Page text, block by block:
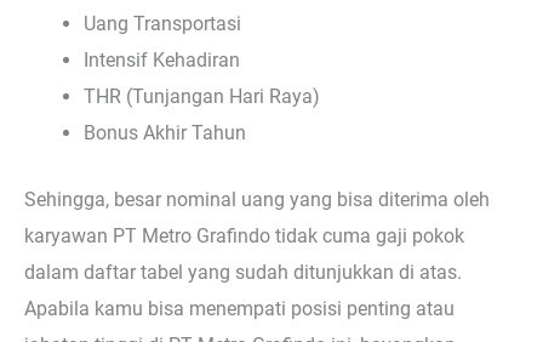
Uang Transportasi
Intensif Kehadiran
THR (Tunjangan Hari Raya)
Bonus Akhir Tahun
Sehingga, besar nominal uang yang bisa diterima oleh
karyawan PT Metro Grafindo tidak cuma gaji pokok
dalam daftar tabel yang sudah ditunjukkan di atas.
Apabila kamu bisa menempati posisi penting atau